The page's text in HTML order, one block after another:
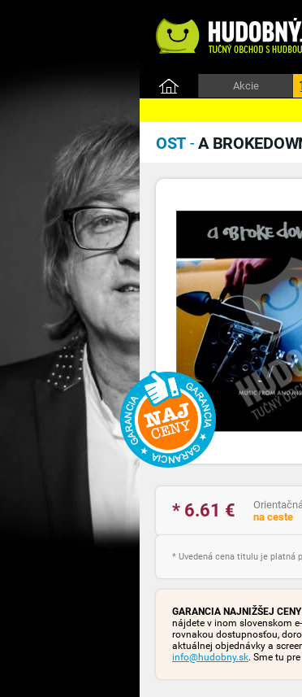
Akcie
OST -A
* 6.61 €
na ceste
* Uvedená cena titulu je platná
GARANCIA NAJNIŽŠEJ CENY
nájdete v inom slovenskom
rovnakou dostupnosťou,
aktuálnej objednávky a
info@hudobny.sk. Sme tu